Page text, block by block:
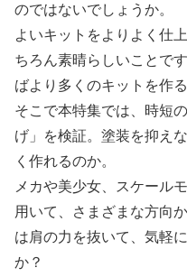
のではないでしょうか。
よいキットをよりよく仕
ちろん素晴らしいことで
ばより多くのキットを作
そこで本特集では、時短
げ」を検証。塗装を抑え
く作れるのか。
メカや美少女、スケール
用いて、さまざまな方向
は肩の力を抜いて、気軽
か？